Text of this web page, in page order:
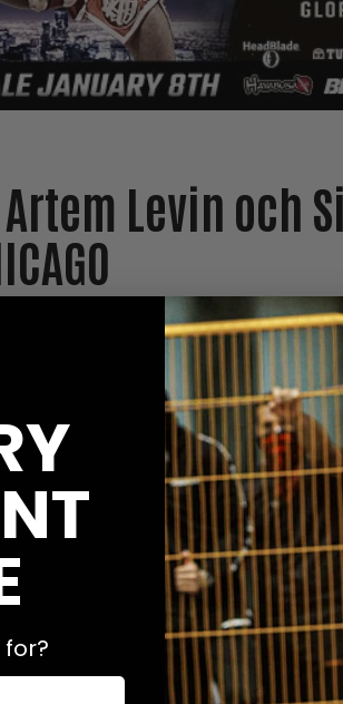
Levin och
Artem ”The Lion” Levin
tredje uppgörelse mellan dem den
herrar möts för att verkligen visa
ochen draw
mot Simon
domslut
där många har tyckt att
på Simon Marcus sida så en sista
efter deras match på Glory 21. Simon
Levin skadade sin armbåge under 2015
när tredje mötet kommer så kan vi nog